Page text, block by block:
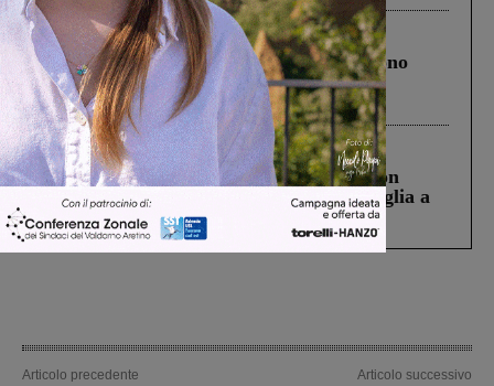
Cronaca 4 Agosto 2026
Un anno fa la strage in A1 in cui morirono
Gianni, Giulia e Franco. Lo schianto, il
processo, lo stop ai sorpassi fra tir....
Cronaca 3 Agosto 2026
Scomparso da una struttura di Castiglion
Fiorentino l’uomo che aveva ucciso la figlia a
Levane nel 2020
Articolo precedente
Articolo successivo